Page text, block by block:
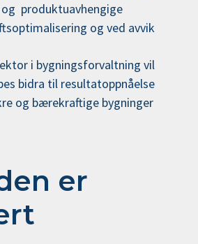
produktuavhengige
og ved avvik
i bygningsforvaltning vil
bidra til resultatoppnåelse
og bærekraftige bygninger
er